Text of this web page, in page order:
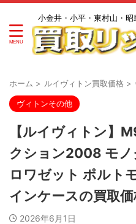
小金井・小平・東村山・
ホーム > ルイヴィトン買取価格 >
ヴィトンその他
【ルイヴィトン】
クション2008 モノ
ロワゼット ポルト
インケースの買取
2026年6月1日